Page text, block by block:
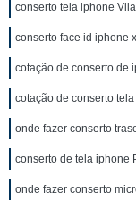
conserto tela iphone
conserto face id iphone
cotação de conserto de
cotação de conserto
onde fazer conserto
conserto de tela iphone
onde fazer conserto